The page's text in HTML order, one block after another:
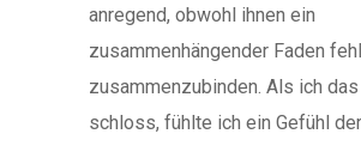
anregend, obwohl ihnen ein
zusammenhängender Faden
zusammenzubinden. Als ich das
schloss, fühlte ich ein Gefühl der